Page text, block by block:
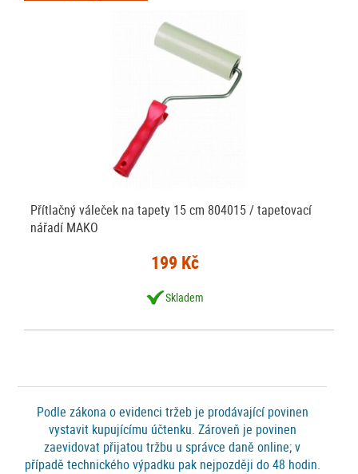
Přítlačný váleček na tapety 15 cm 804015 / tapetovací
nářadí MAKO
199 Kč
Skladem
Podle zákona o evidenci tržeb je prodávající povinen
vystavit kupujícímu účtenku. Zároveň je povinen
zaevidovat přijatou tržbu u správce daně online; v
případě technického výpadku pak nejpozději do 48 hodin.